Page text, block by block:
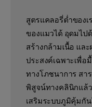
สูตรแคลอรี่ต่ำของ
ของแมวได้ อุดมไ
สร้างกล้ามเนื้อ แล
ประสงค์เฉพาะเพื่
ทางโภชนาการ สา
พิสูจน์ทางคลินิกแล้
เสริมระบบภูมิคุ้มกั